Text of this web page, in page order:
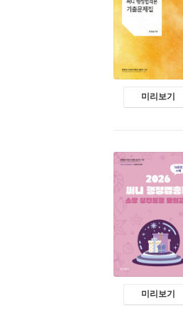
미리보기
미리보기